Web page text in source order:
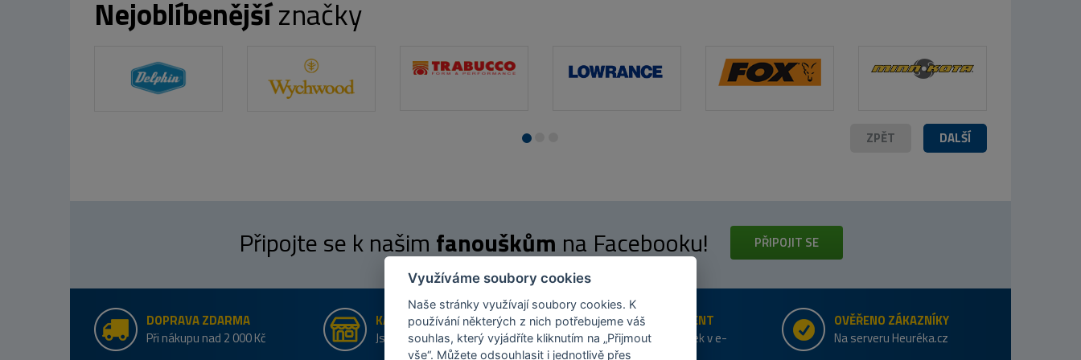
Nejoblíbenějšíznačky
DALŠÍ
ZPĚT
Připojte se k našim fanouškům na Facebooku! PŘIPOJIT SE
DOPRAVA ZDARMA
Při nákupu nad 2 000 Kč
KAMENNÉ PRODEJNY
Jsme na trhu více než 10 let
ŠIROKÝ SORTIMENT
Přes 20 tis. položek v e-
shopu
OVĚŘENO ZÁKAZNÍKY
Na serveru Heuréka.cz
Využíváme soubory cookies
Naše stránky využívají soubory cookies. K
používání některých z nich potřebujeme váš
souhlas, který vyjádříte kliknutím na „Přijmout
vše“. Můžete odsouhlasit i jednotlivě přes